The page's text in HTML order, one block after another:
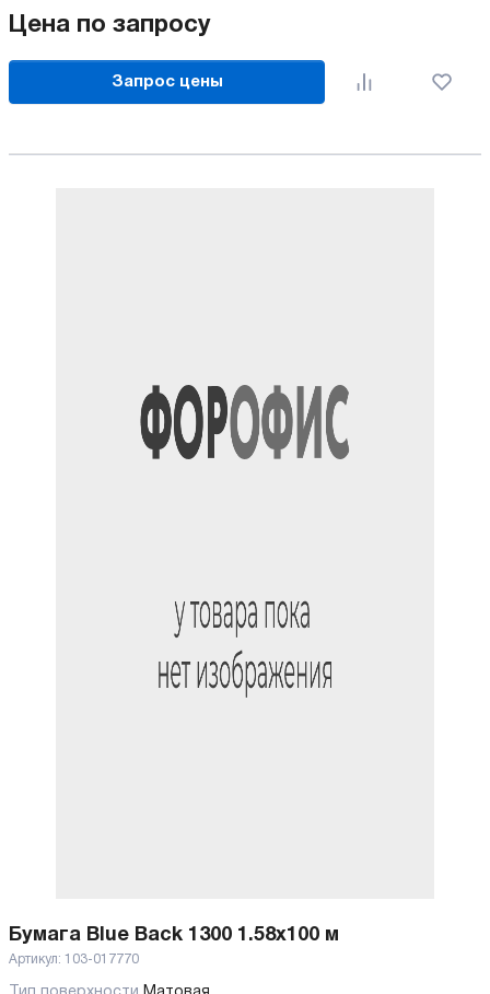
Цена по запросу
Запрос цены
Бумага Blue Back 1300 1.58x100 м
Артикул: 103-017770